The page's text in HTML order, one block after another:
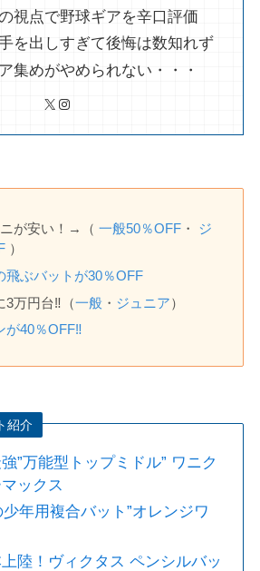
視点で野球ギアを辛口評価
を出しすぎて後悔は数知れず
集めがやめられない・・・
X Instagram
ニが安い！→（一般50％OFF ・ ジ
）
飛ぶバットが30％OFF
3万円台‼️（一般 ・ ジュニア）
が40％OFF‼️
紹介
”万能型トップミドル” ワニク
ックス
年用複合バット”オレンジワ
陸！ヴィクタス ペンシルバッ